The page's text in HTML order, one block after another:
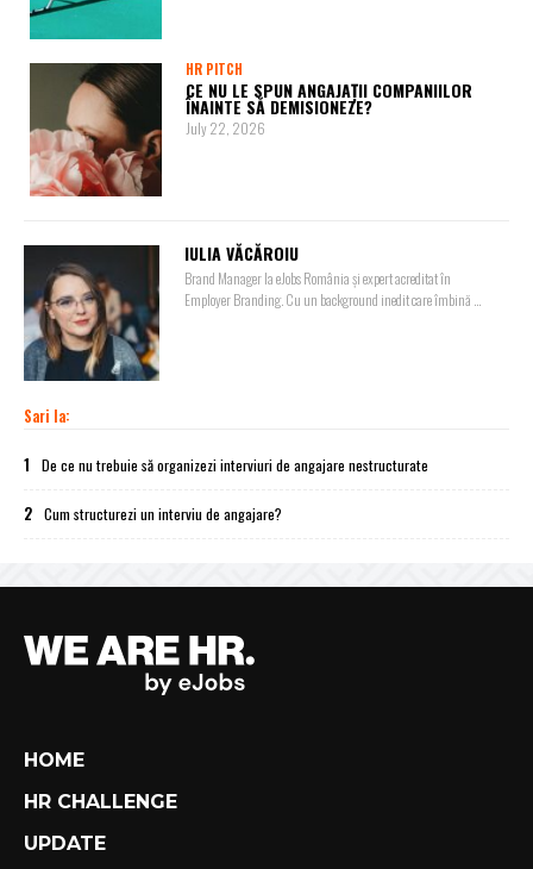
HR PITCH
CE NU LE SPUN ANGAJAȚII COMPANIILOR
ÎNAINTE SĂ DEMISIONEZE?
July 22, 2026
IULIA VĂCĂROIU
Brand Manager la eJobs România și expert acreditat în
Employer Branding. Cu un background inedit care îmbină ...
Sari la:
1 De ce nu trebuie să organizezi interviuri de angajare nestructurate
2 Cum structurezi un interviu de angajare?
HOME
HR CHALLENGE
UPDATE